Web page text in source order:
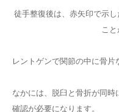
徒手整復後は、赤矢印で示
こ
レントゲンで関節の中に骨片
なかには、脱臼と骨折が同
確認が必要になります。